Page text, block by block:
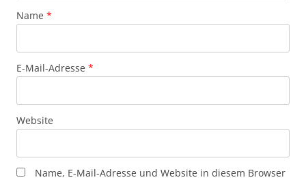
Name *
E-Mail-Adresse *
Website
Name, E-Mail-Adresse und Website in diesem Browser